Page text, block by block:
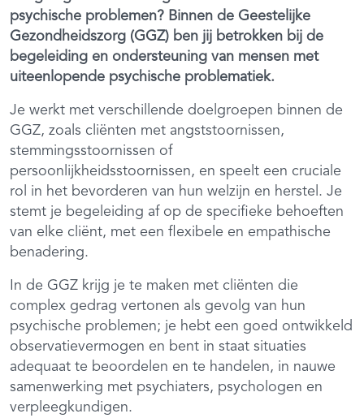
psychische problemen? Binnen de Geestelijke
Gezondheidszorg (GGZ) ben jij betrokken bij de
begeleiding en ondersteuning van mensen met
uiteenlopende psychische problematiek.
Je werkt met verschillende doelgroepen binnen de
GGZ, zoals cliënten met angststoornissen,
stemmingsstoornissen of
persoonlijkheidsstoornissen, en speelt een cruciale
rol in het bevorderen van hun welzijn en herstel. Je
stemt je begeleiding af op de specifieke behoeften
van elke cliënt, met een flexibele en empathische
benadering.
In de GGZ krijg je te maken met cliënten die
complex gedrag vertonen als gevolg van hun
psychische problemen; je hebt een goed ontwikkeld
observatievermogen en bent in staat situaties
adequaat te beoordelen en te handelen, in nauwe
samenwerking met psychiaters, psychologen en
verpleegkundigen.